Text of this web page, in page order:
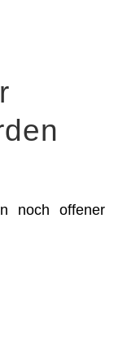
noch offener